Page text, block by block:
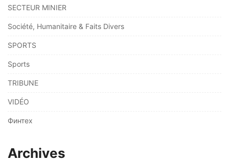
SECTEUR MINIER
Société, Humanitaire & Faits Divers
SPORTS
Sports
TRIBUNE
VIDÉO
Финтех
Archives